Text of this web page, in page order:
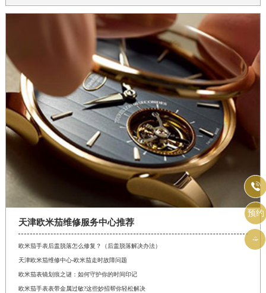
天津欧米茄维修服务中心推荐
欧米茄手表后盖脱落怎么修复？（后盖脱落解决办法）
天津欧米茄维修中心-欧米茄走时故障问题
欧米茄表镜划痕之谜：如何守护你的时间印记
欧米茄手表表带金属过敏?这些妙招帮你轻松解决

预约
